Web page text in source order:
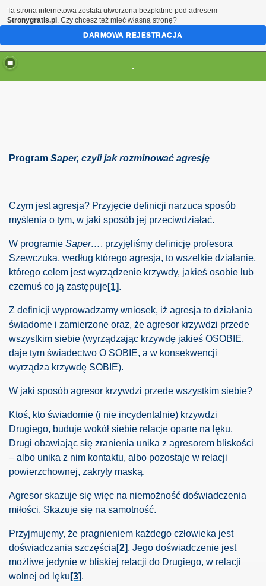
.
Program Saper, czyli jak rozminować agresję
Czym jest agresja? Przyjęcie definicji narzuca sposób
myślenia o tym, w jaki sposób jej przeciwdziałać.
W programie Saper…, przyjęliśmy definicję profesora
Szewczuka, według którego agresja, to wszelkie działanie,
którego celem jest wyrządzenie krzywdy, jakieś osobie lub
czemuś co ją zastępuje[1].
Z definicji wyprowadzamy wniosek, iż agresja to działania
świadome i zamierzone oraz, że agresor krzywdzi przede
wszystkim siebie (wyrządzając krzywdę jakieś OSOBIE,
daje tym świadectwo O SOBIE, a w konsekwencji
wyrządza krzywdę SOBIE).
W jaki sposób agresor krzywdzi przede wszystkim siebie?
Ktoś, kto świadomie (i nie incydentalnie) krzywdzi
Drugiego, buduje wokół siebie relacje oparte na lęku.
Drugi obawiając się zranienia unika z agresorem bliskości
– albo unika z nim kontaktu, albo pozostaje w relacji
powierzchownej, zakryty maską.
Agresor skazuje się więc na niemożność doświadczenia
miłości. Skazuje się na samotność.
Przyjmujemy, że pragnieniem każdego człowieka jest
doświadczania szczęścia [2]. Jego doświadczenie jest
możliwe jedynie w bliskiej relacji do Drugiego, w relacji
wolnej od lęku [3].
antropologii chrześcijańskiej
- c. 1.
Ta strona internetowa została utworzona bezpłatnie pod adresem
Stronygratis.pl . Czy chcesz też mieć własną stronę?
DARMOWA REJESTRACJA